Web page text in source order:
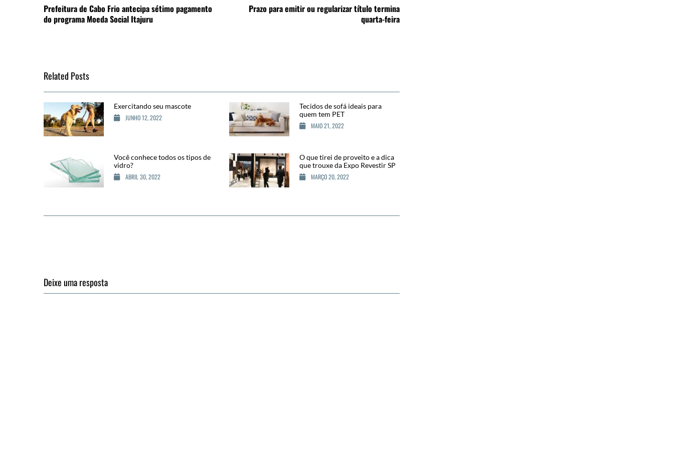
Prefeitura de Cabo Frio antecipa sétimo pagamento
do programa Moeda Social Itajuru
Prazo para emitir ou regularizar título termina
quarta-feira
Related Posts
Exercitando seu mascote
JUNHO 12, 2022
Tecidos de sofá ideais para
quem tem PET
MAIO 21, 2022
Você conhece todos os tipos de
vidro?
ABRIL 30, 2022
O que tirei de proveito e a dica
que trouxe da Expo Revestir SP
MARÇO 20, 2022
Deixe uma resposta